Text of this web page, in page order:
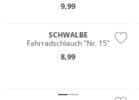
9,99
SCHWALBE
Fahrradschlauch "Nr. 15"
8,99